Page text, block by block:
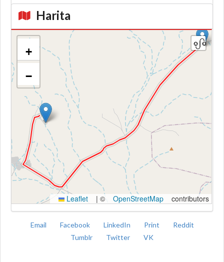
Harita
Kroki
+
−
Leaflet | © OpenStreetMap contributors
Email Facebook LinkedIn Print
Reddit
Tumblr
Twitter VK